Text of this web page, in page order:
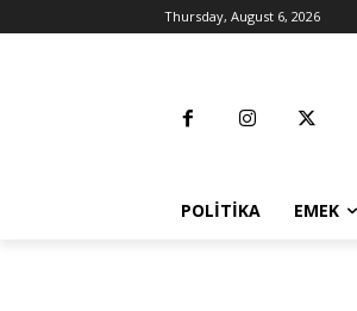
Thursday, August 6, 2026
POLITIKA EMEK